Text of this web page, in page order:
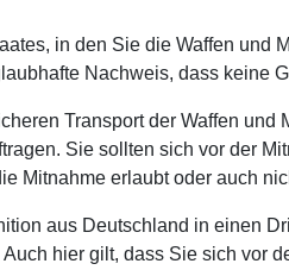
in den Sie die Waffen und
Nachweis, dass keine
Transport der Waffen
Sie sollten sich vor der
Mitnahme erlaubt oder auch
aus Deutschland in einen
hier gilt, dass Sie sich vor